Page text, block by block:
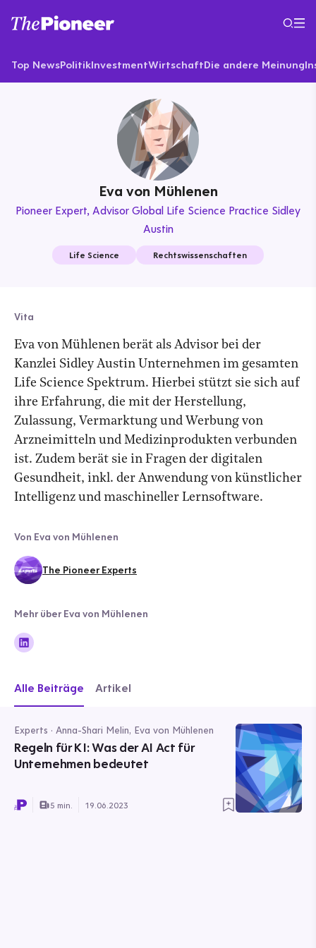
Top NewsPolitikInvestmentWirtschaftDie andere Meinung
Eva von Mühlenen
Pioneer Expert Advisor Global Life Science Practice Sidley
Austin
Life Science Rechtswissenschaften
Vita
Eva von Mühlenen berät als Advisor bei der
Kanzlei Sidley Austin Unternehmen im gesamten
Life Science Spektrum. Hierbei stützt sie sich auf
ihre Erfahrung, die mit der Herstellung,
Zulassung, Vermarktung und Werbung von
Arzneimitteln und Medizinprodukten verbunden
ist. Zudem berät sie in Fragen der digitalen
Gesundheit, inkl. der Anwendung von künstlicher
Intelligenz und maschineller Lernsoftware.
Von Eva von Mühlenen
The Pioneer Experts
Mehr über Eva von Mühlenen
Alle Beiträge Artikel
Experts · Anna-Shari Melin, Eva von Mühlenen
Regeln für KI: Was der AI Act für
Unternehmen bedeutet
5 min. 19.06.2023